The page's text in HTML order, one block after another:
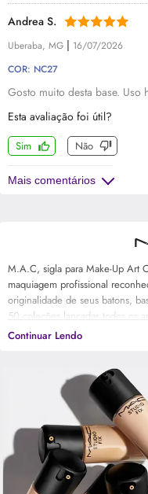
Andrea S.
Uberaba, MG | 16/07/2026
COR: NC27
Gosto muito desta base. Uso
Esta avaliação foi útil?
Sim Não
Mais comentários
M.A.C, sigla para Make-Up Art
maquiagem profissional
originalidade de seus batons,
50 coleções lançadas todos os
e fotógrafo Frank Toskan e o
e no visual das ruas com cores,
tendência. Além de ser
reconhecida pelo seu
HIV/AIDS e no combate à
campanha VIVA GLAM, que
para a conscientização e
Continuar Lendo